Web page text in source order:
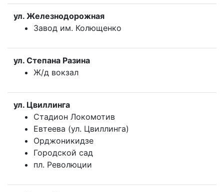
ул. Железнодорожная
Завод им. Колющенко
ул. Степана Разина
Ж/д вокзал
ул. Цвиллинга
Стадион Локомотив
Евтеева (ул. Цвиллинга)
Орджоникидзе
Городской сад
пл. Революции